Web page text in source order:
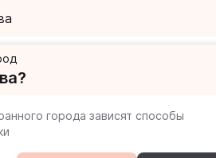
города зависят способы
Каталог